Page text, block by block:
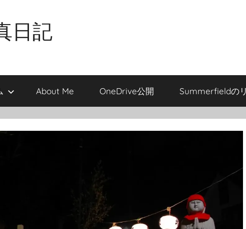
日記
About Me OneDrive公開 Summerfieldの